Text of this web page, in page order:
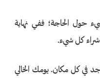
حول الحاجة؛ ففي نهاية
شراء كل شيء.
في كل مكان. يومك الخالي